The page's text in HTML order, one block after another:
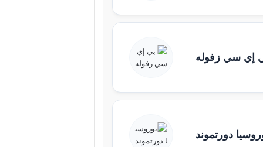
إي سي زفوله
دورتموند